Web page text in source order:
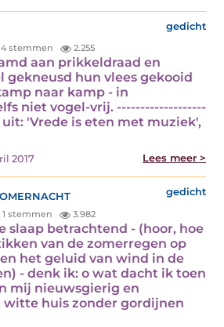
gedicht
4 stemmen 2.255
aan prikkeldraad en
gekneusd hun vlees gekooid
naar kamp - in
niet vogel-vrij. -------------------
uit: 'Vrede is eten met muziek',
2017 Lees meer >
gedicht
stemmen 3.982
slaap betrachtend - (hoor, hoe
van de zomerregen op
het geluid van wind in de
- denk ik: o wat dacht ik toen
mij nieuwsgierig en
huis zonder gordijnen